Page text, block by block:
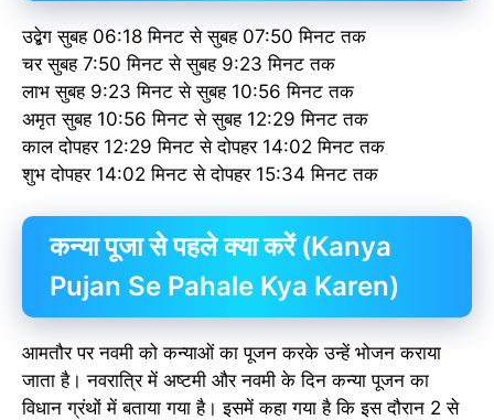
उद्बेग सुबह 06:18 मिनट से सुबह 07:50 मिनट तक
चर सुबह 7:50 मिनट से सुबह 9:23 मिनट तक
लाभ सुबह 9:23 मिनट से सुबह 10:56 मिनट तक
अमृत सुबह 10:56 मिनट से सुबह 12:29 मिनट तक
काल दोपहर 12:29 मिनट से दोपहर 14:02 मिनट तक
शुभ दोपहर 14:02 मिनट से दोपहर 15:34 मिनट तक
कन्या पूजा से पहले क्या करें (Kanya
Pujan Se Pahale Kya Karen)
आमतौर पर नवमी को कन्याओं का पूजन करके उन्हें भोजन कराया
जाता है। नवरात्रि में अष्टमी और नवमी के दिन कन्या पूजन का
विधान ग्रंथों में बताया गया है। इसमें कहा गया है कि इस दौरान 2 से